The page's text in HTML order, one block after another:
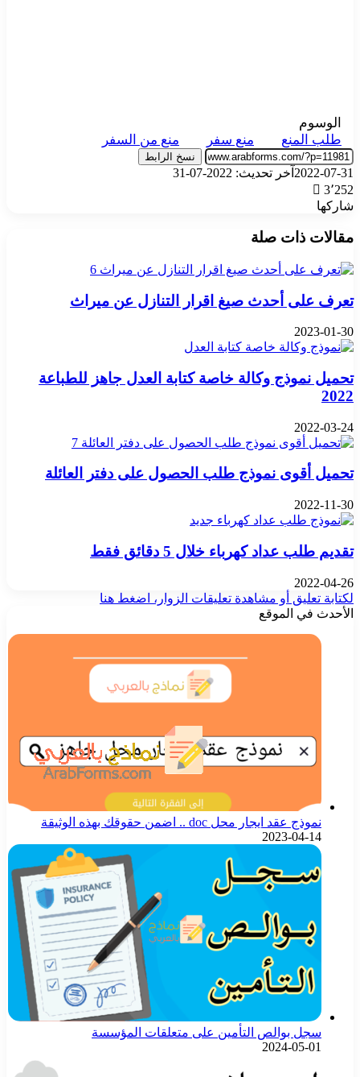
الوسوم
طلب المنع
منع سفر منع من السفر
نسخ الرابط
2022-07-31 آخر تحديث: 2022-07-31
3٬252
شاركها
مقالات ذات صلة
تعرف على أحدث صيغ اقرار التنازل عن ميراث
2023-01-30
تحميل نموذج وكالة خاصة كتابة العدل جاهز للطباعة
2022
2022-03-24
تحميل أقوى نموذج طلب الحصول على دفتر العائلة
2022-11-30
تقديم طلب عداد كهرباء خلال 5 دقائق فقط
2022-04-26
لكتابة تعليق أو مشاهدة تعليقات الزوار، اضغط هنا
الأحدث في الموقع
نموذج عقد ايجار محل doc .. اضمن حقوقك بهذه الوثيقة
2023-04-14
سجل بوالص التأمين على متعلقات المؤسسة
2024-05-01